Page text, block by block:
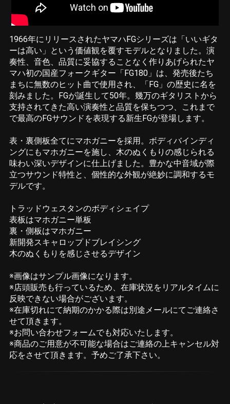
1966年にリリースされたヤマハFGシリーズは「いいギタ
ーは高い」という価値観を覆すモデルとなりました。演
奏性、音色、品質に妥協することなく作りあげられたヤ
マハ初の国産フォークギター「FG180」は、発売後たち
まちに無数のヒット曲で使用され、「FG」の歴史に名を
刻みました。FGが誕生して50年。幾万のギタリストから
支持されてきた高い演奏性と品質を保ちつつ、これまで
で最高のFGサウンドを表現する新生FGが登場します。
表・裏側板全てにマホガニーを採用。ボディバインディ
ングにもマホガニーを施し、木のぬくもりの感じられる
味わい深いデザインに仕上げました。豊かな中音域が際
立つサウンド特性と、個性的な外観が絶妙に調和するモ
デルです。
トラッドウェスタンのボディシェイプ
表板はマホガニー単板
裏・側板はマホガニー
新開発スキャロップドブレイシング
木のぬくもりを感じさせるデザイン
※画像はサンプル画像になります。
※店頭販売も行っているため、在庫状況をリアルタイムに
反映できない場合がございます。
※在庫切れにて納期のかかる際は別途メールにてご連絡さ
せて頂きます。
※お問い合わせフォームでも対応いたします。
※商品のご用意が不可能な場合はご連絡の上キャンセル対
応をさせて頂きます。予めご了承下さい。